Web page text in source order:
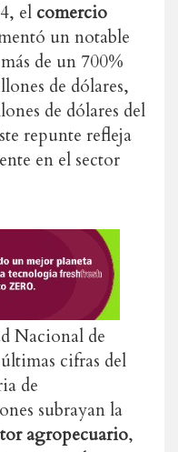
el comercio
un notable
de un 700%
de dólares,
de dólares del
repunte refleja
en el sector
Nacional de
cifras del
de
subrayan la
agropecuario,